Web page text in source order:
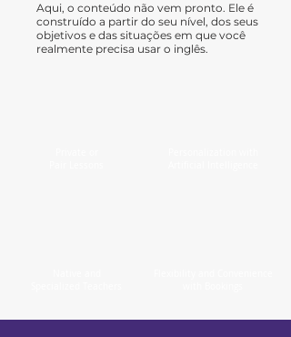
Aqui, o conteúdo não vem pronto. Ele é
construído a partir do seu nível, dos seus
objetivos e das situações em que você
realmente precisa usar o inglês.